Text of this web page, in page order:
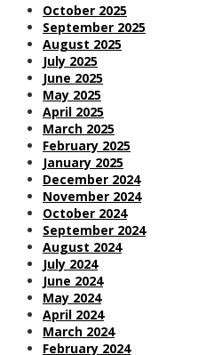
October 2025
September 2025
August 2025
July 2025
June 2025
May 2025
April 2025
March 2025
February 2025
January 2025
December 2024
November 2024
October 2024
September 2024
August 2024
July 2024
June 2024
May 2024
April 2024
March 2024
February 2024